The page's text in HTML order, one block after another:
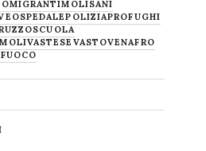
MIGRANTIMOLISANI
OSPEDALEPOLIZIAPROFUGHI
SCUOLA
VASTESE VASTOVENAFRO